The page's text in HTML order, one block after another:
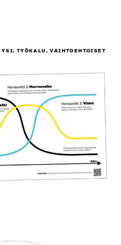
TYÖKALU, VAIHTOEHTOISET